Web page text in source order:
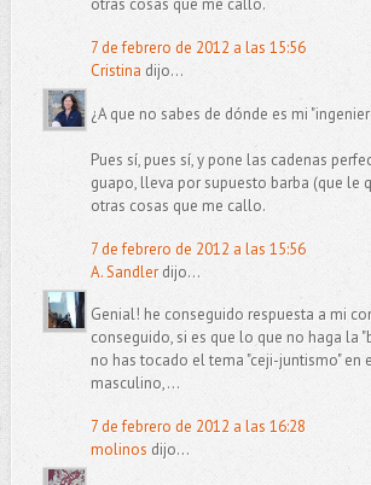
7 de febrero de 2012 a las 15:56
Cristina dijo...
¿A que no sabes de dónde es mi
Pues sí, pues sí, y pone las cadenas
guapo, lleva por supuesto barba (que le
otras cosas que me callo.
7 de febrero de 2012 a las 15:56
A. Sandlerdijo...
Genial! he conseguido respuesta a mi
conseguido, si es que lo que no haga la
no has tocado el tema "ceji-juntismo" en
masculino,...
7 de febrero de 2012 a las 16:28
molinos dijo...